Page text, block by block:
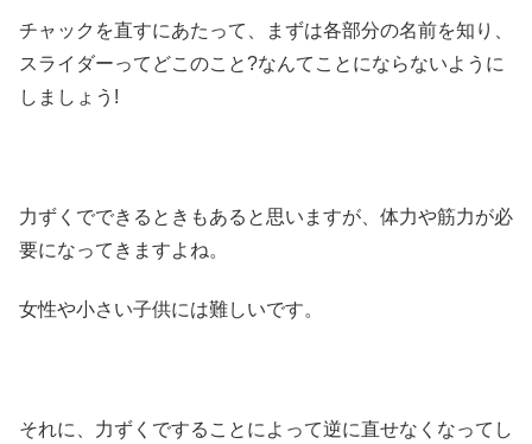
チャックを直すにあたって、まずは各部分の名前を知り、
スライダーってどこのこと?なんてことにならないように
しましょう!
力ずくでできるときもあると思いますが、体力や筋力が必
要になってきますよね。
女性や小さい子供には難しいです。
それに、力ずくですることによって逆に直せなくなってし